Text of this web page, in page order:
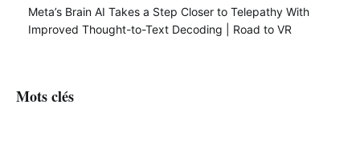
Meta’s Brain AI Takes a Step Closer to Telepathy With
Improved Thought-to-Text Decoding | Road to VR
Mots clés